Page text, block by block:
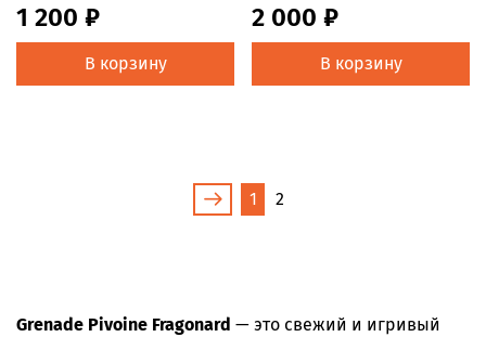
1 200 ₽
В корзину
2 000 ₽
В корзину
1 2
Grenade Pivoine Fragonard — это свежий и игривый